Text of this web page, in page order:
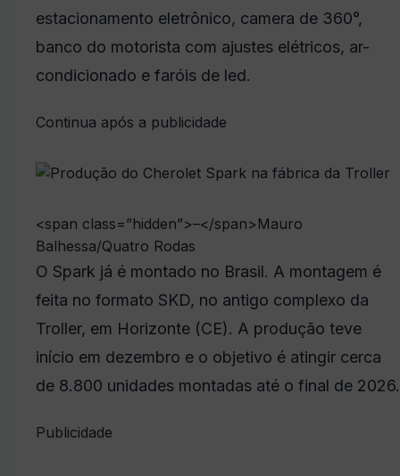
estacionamento eletrônico, camera de 360°,
banco do motorista com ajustes elétricos, ar-
condicionado e faróis de led.
Continua após a publicidade
<span class=”hidden”>–</span>Mauro
Balhessa/Quatro Rodas
O Spark já é montado no Brasil. A montagem é
feita no formato SKD, no antigo complexo da
Troller, em Horizonte (CE). A produção teve
início em dezembro e o objetivo é atingir cerca
de 8.800 unidades montadas até o final de 2026.
Publicidade